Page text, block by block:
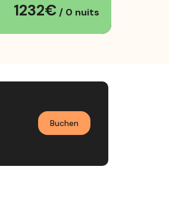
1232€ / 0 nuits
Buchen